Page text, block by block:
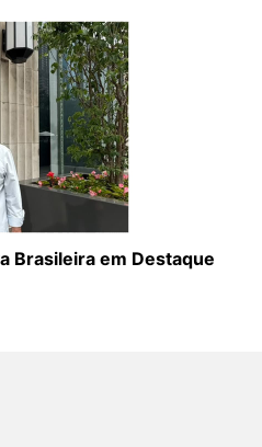
Brasileira em Destaque